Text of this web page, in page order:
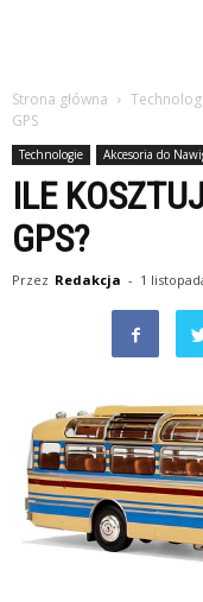
Strona główna
GPS
Technologie Akcesoria do
ILE
GPS?
Przez Redakcja - 1